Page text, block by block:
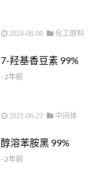
2024-08-09 化工原料
7-羟基香豆素 99%
- 2年前
2021-06-22 中间体
醇溶苯胺黑 99%
- 2年前